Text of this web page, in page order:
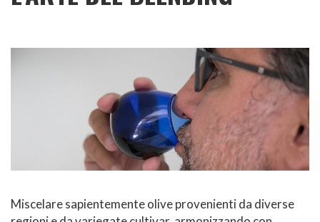
Miscelare sapientemente olive provenienti da diverse